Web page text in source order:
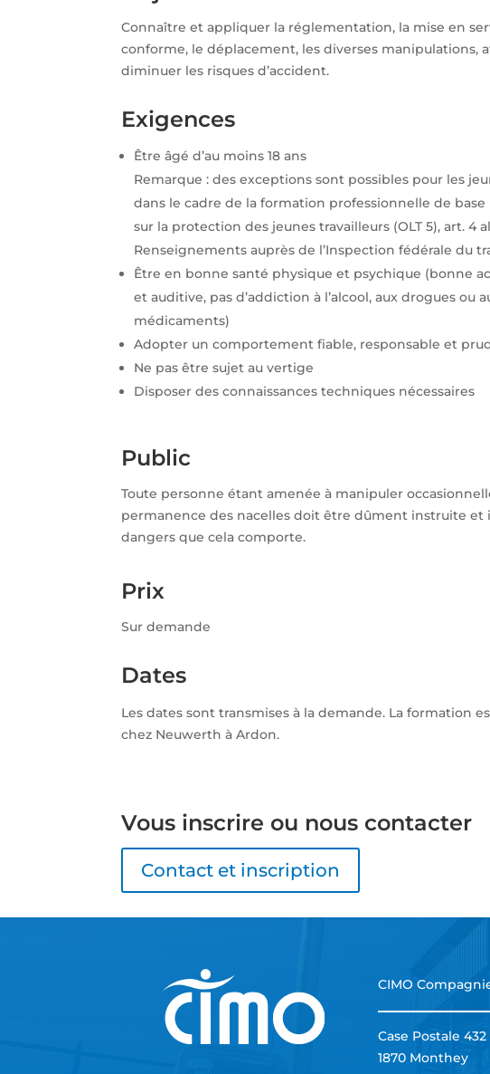
Connaître et appliquer la réglementation, la mise en
conforme, le déplacement, les diverses manipulations,
diminuer les risques d’accident.
Exigences
Être âgé d’au moins 18 ans
Remarque : des exceptions sont possibles pour les
dans le cadre de la formation professionnelle de
sur la protection des jeunes travailleurs (OLT 5), art. 4
Renseignements auprès de l’Inspection fédérale du
Être en bonne santé physique et psychique (bonne
et auditive, pas d’addiction à l’alcool, aux drogues ou
médicaments)
Adopter un comportement fiable, responsable et
Ne pas être sujet au vertige
Disposer des connaissances techniques nécessaires
Public
Toute personne étant amenée à manipuler
permanence des nacelles doit être dûment instruite et
dangers que cela comporte.
Prix
Sur demande
Dates
Les dates sont transmises à la demande. La formation
chez Neuwerth à Ardon.
Vous inscrire ou nous contacter
Contact et inscription
CIMO
Case Postale 432
1870 Monthey